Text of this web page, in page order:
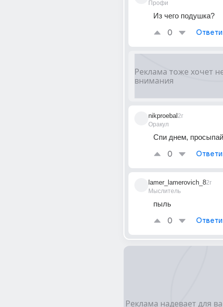
Профи
Из чего подушка?
0
nikproebal
Оракул
2г
Спи днем,
0
lamer_lamerovich_8
Мыслитель
2г
пыль
0